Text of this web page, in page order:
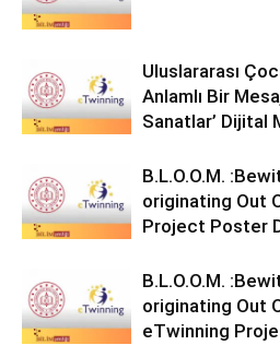
Uluslararası
Anlamlı Bir
Sanatlar’ Dijital
B.L.O.O.M.
originating Out
Project Poster
B.L.O.O.M.
originating Out
eTwinning